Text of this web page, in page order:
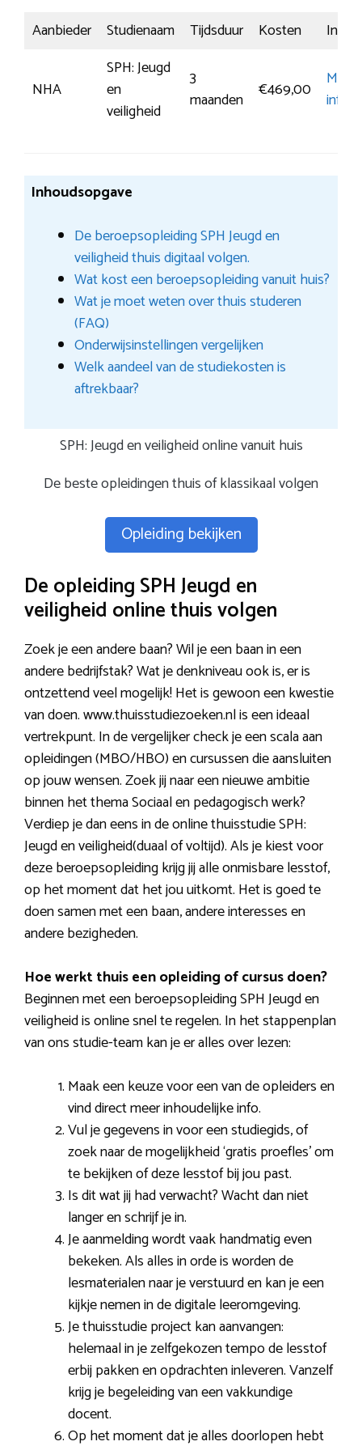
Aanbieder Studienaam Tijdsduur Kosten
NHA
SPH: Jeugd
en
veiligheid
3
maanden
€469,00
Meer
Inhoudsopgave
De beroepsopleiding SPH Jeugd en
veiligheid thuis digitaal volgen.
Wat kost een beroepsopleiding vanuit huis?
Wat je moet weten over thuis studeren
(FAQ)
Onderwijsinstellingen vergelijken
Welk aandeel van de studiekosten is
aftrekbaar?
SPH: Jeugd en veiligheid online vanuit huis
De beste opleidingen thuis of klassikaal volgen
Opleiding bekijken
De opleiding SPH Jeugd en
veiligheid online thuis volgen
Zoek je een andere baan? Wil je een baan in een
andere bedrijfstak? Wat je denkniveau ook is, er is
ontzettend veel mogelijk! Het is gewoon een kwestie
van doen. www.thuisstudiezoeken.nl is een ideaal
vertrekpunt. In de vergelijker check je een scala aan
opleidingen (MBO/HBO) en cursussen die aansluiten
op jouw wensen. Zoek jij naar een nieuwe ambitie
binnen het thema Sociaal en pedagogisch werk?
Verdiep je dan eens in de online thuisstudie SPH:
Jeugd en veiligheid(duaal of voltijd). Als je kiest voor
deze beroepsopleiding krijg jij alle onmisbare lesstof,
op het moment dat het jou uitkomt. Het is goed te
doen samen met een baan, andere interesses en
andere bezigheden.
Hoe werkt thuis een opleiding of cursus doen?
Beginnen met een beroepsopleiding SPH Jeugd en
veiligheid is online snel te regelen. In het stappenplan
van ons studie-team kan je er alles over lezen:
Maak een keuze voor een van de opleiders en
vind direct meer inhoudelijke info.
Vul je gegevens in voor een studiegids, of
zoek naar de mogelijkheid ‘gratis proefles’ om
te bekijken of deze lesstof bij jou past.
Is dit wat jij had verwacht? Wacht dan niet
langer en schrijf je in.
Je aanmelding wordt vaak handmatig even
bekeken. Als alles in orde is worden de
lesmaterialen naar je verstuurd en kan je een
kijkje nemen in de digitale leeromgeving.
Je thuisstudie project kan aanvangen:
helemaal in je zelfgekozen tempo de lesstof
erbij pakken en opdrachten inleveren. Vanzelf
krijg je begeleiding van een vakkundige
docent.
Op het moment dat je alles doorlopen hebt